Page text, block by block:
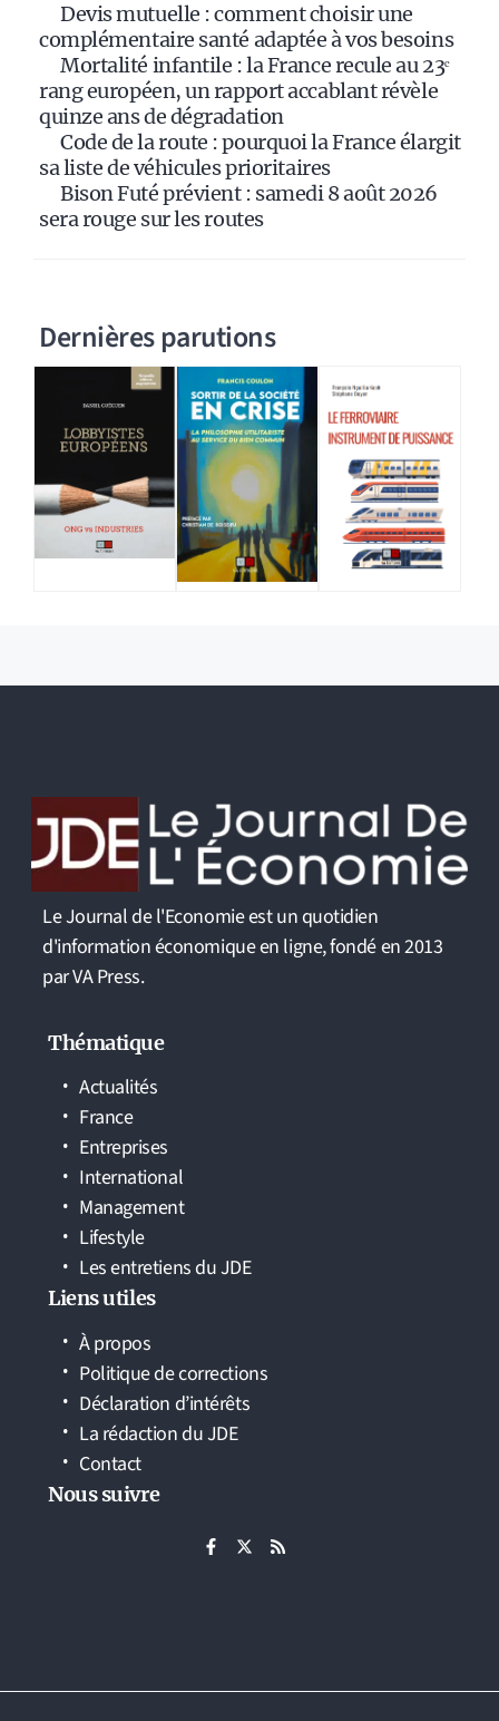
Devis mutuelle : comment choisir une
complémentaire santé adaptée à vos besoins
Mortalité infantile : la France recule au 23ᵉ
rang européen, un rapport accablant révèle
quinze ans de dégradation
Code de la route : pourquoi la France élargit
sa liste de véhicules prioritaires
Bison Futé prévient : samedi 8 août 2026
sera rouge sur les routes
Dernières parutions
Le Journal de l'Economie est un quotidien
d'information économique en ligne, fondé en 2013
par VA Press.
Thématique
Actualités
France
Entreprises
International
Management
Lifestyle
Les entretiens du JDE
Liens utiles
À propos
Politique de corrections
Déclaration d’intérêts
La rédaction du JDE
Contact
Nous suivre